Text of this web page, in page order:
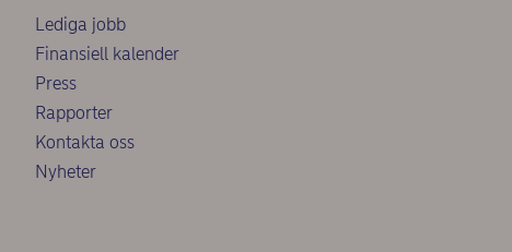
Lediga jobb
Finansiell kalender
Press
Rapporter
Kontakta oss
Nyheter